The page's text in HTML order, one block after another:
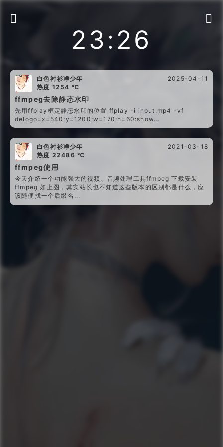
 
23:26
白色衬衫净少年
热度 1254 ℃
2025-04-11
ffmpeg去除静态水印
先用ffplay框定静态水印的位置 ffplay -i input.mp4 -vf
delogo=x=540:y=1200:w=170:h=60:show...
白色衬衫净少年
热度 22486 ℃
2021-03-18
ffmpeg使用
今天介绍一个功能强大的视频、音频处理工具ffmpeg 下载安装
ffmpeg 如上图，其实站长也不知道这些版本的区别都是什么，应
该随便找一个后缀名...